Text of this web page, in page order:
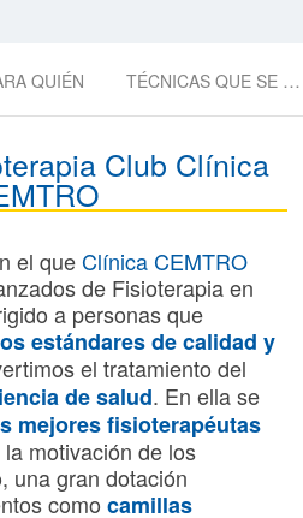
QUIÉN TÉCNICAS QUE SE
Club Clínica
el queClínica CEMTRO
de Fisioterapia en
a personas que
estándares de calidad y
el tratamiento del
de salud. En ella se
mejores fisioterapéutas
motivación de los
una gran dotación
comocamillas